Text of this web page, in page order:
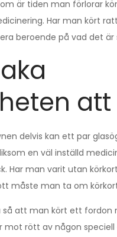
är tiden man förlorar
Har man kört
beroende på vad det är
aka
att
delvis kan ett par
en väl inställd
Har man varit utan
måste man ta om
så att man kört ett fordon
mot rött av någon speciell